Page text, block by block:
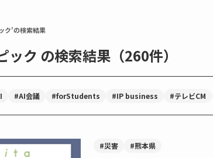
ク'の検索結果
ック の検索結果（260件）
#AI会議 #forStudents #IP business #テレビCM
#災害 #熊本県